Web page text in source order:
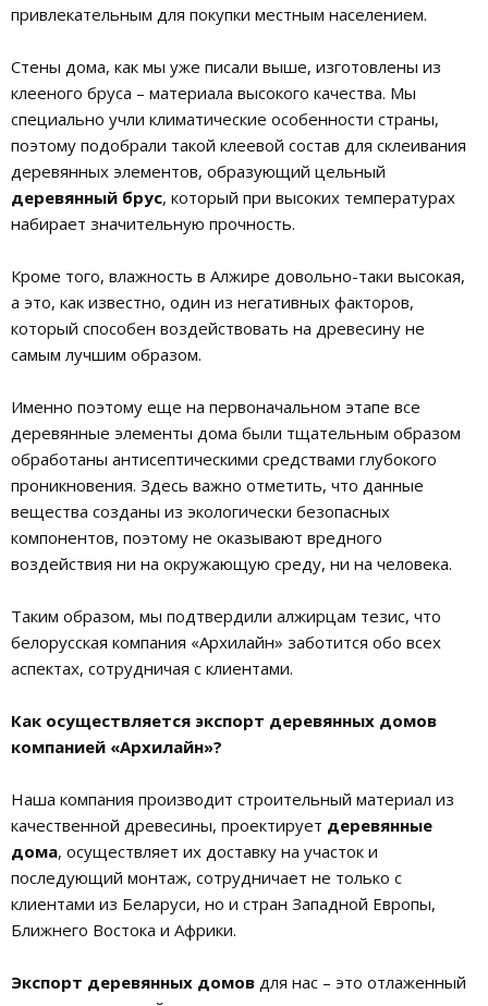
привлекательным для покупки местным населением.
Стены дома, как мы уже писали выше, изготовлены из
клееного бруса – материала высокого качества. Мы
специально учли климатические особенности страны,
поэтому подобрали такой клеевой состав для склеивания
деревянных элементов, образующий цельный
деревянный брус, который при высоких температурах
набирает значительную прочность.
Кроме того, влажность в Алжире довольно-таки высокая,
а это, как известно, один из негативных факторов,
который способен воздействовать на древесину не
самым лучшим образом.
Именно поэтому еще на первоначальном этапе все
деревянные элементы дома были тщательным образом
обработаны антисептическими средствами глубокого
проникновения. Здесь важно отметить, что данные
вещества созданы из экологически безопасных
компонентов, поэтому не оказывают вредного
воздействия ни на окружающую среду, ни на человека.
Таким образом, мы подтвердили алжирцам тезис, что
белорусская компания «Архилайн» заботится обо всех
аспектах, сотрудничая с клиентами.
Как осуществляется экспорт деревянных домов
компанией «Архилайн»?
Наша компания производит строительный материал из
качественной древесины, проектирует деревянные
дома, осуществляет их доставку на участок и
последующий монтаж, сотрудничает не только с
клиентами из Беларуси, но и стран Западной Европы,
Ближнего Востока и Африки.
Экспорт деревянных домов для нас – это отлаженный